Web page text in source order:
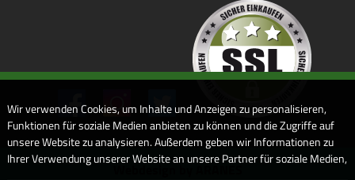
Webdesign by ARANES
Wir verwenden Cookies, um Inhalte und Anzeigen zu personalisieren,
Funktionen für soziale Medien anbieten zu können und die Zugriffe auf
unsere Website zu analysieren. Außerdem geben wir Informationen zu
Ihrer Verwendung unserer Website an unsere Partner für soziale Medien,